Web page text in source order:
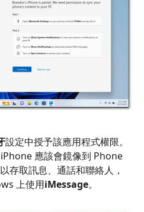
設定中授予該應用程式權限。
應該會鏡像到 Phone
存取訊息、通話和聯絡人，
上使用iMessage。